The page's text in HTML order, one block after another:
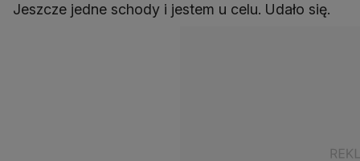
Jeszcze jedne schody i jestem u celu. Udało się.